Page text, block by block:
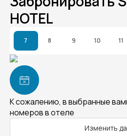
HOTEL
7 8 9 10 11
К сожалению, в выбранные
номеров в отеле
Изменить